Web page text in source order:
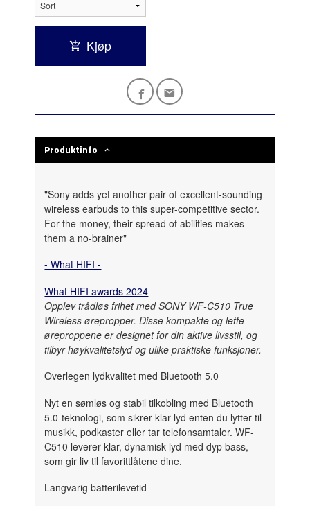
Kjøp
Produktinfo
"Sony adds yet another pair of excellent-sounding
wireless earbuds to this super-competitive sector.
For the money, their spread of abilities makes
them a no-brainer"
- What HIFI -
What HIFI awards 2024
Opplev trådløs frihet med SONY WF-C510 True
Wireless ørepropper. Disse kompakte og lette
øreproppene er designet for din aktive livsstil, og
tilbyr høykvalitetslyd og ulike praktiske funksjoner.
Overlegen lydkvalitet med Bluetooth 5.0
Nyt en sømløs og stabil tilkobling med Bluetooth
5.0-teknologi, som sikrer klar lyd enten du lytter til
musikk, podkaster eller tar telefonsamtaler. WF-
C510 leverer klar, dynamisk lyd med dyp bass,
som gir liv til favorittlåtene dine.
Langvarig batterilevetid